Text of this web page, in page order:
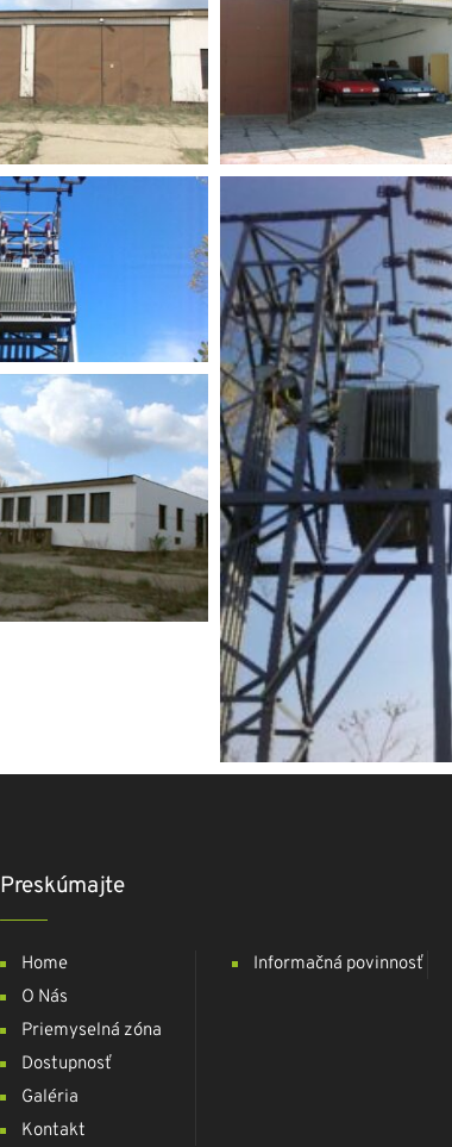
Preskúmajte
Home
O Nás
Priemyselná zóna
Dostupnosť
Galéria
Kontakt
Informačná povinnosť